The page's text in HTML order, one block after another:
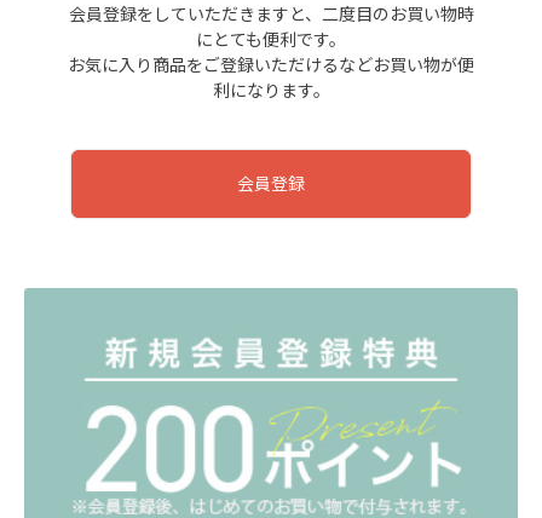
会員登録をしていただきますと、二度目のお買い物時
にとても便利です。
お気に入り商品をご登録いただけるなどお買い物が便
利になります。
会員登録